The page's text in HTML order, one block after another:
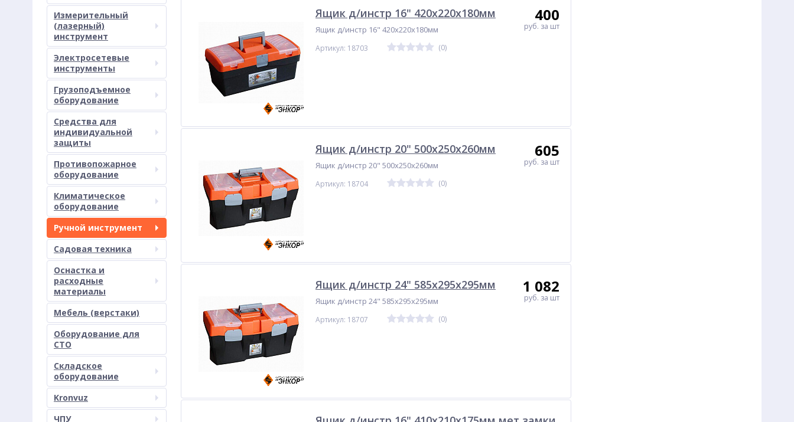
Измерительный
(лазерный)
инструмент
Электросетевые
инструменты
Грузоподъемное
оборудование
Средства для
индивидуальной
защиты
Противопожарное
оборудование
Климатическое
оборудование
Ручной инструмент
Садовая техника
Оснастка и
расходные
материалы
Мебель (верстаки)
Оборудование для
СТО
Складское
оборудование
Kronvuz
ЧПУ
Ящик д/инстр 16" 420х220х180мм
Ящик д/инстр 16" 420х220х180мм
Артикул: 18703 (0)
400
руб. за шт
Ящик д/инстр 20" 500х250х260мм
Ящик д/инстр 20" 500х250х260мм
Артикул: 18704 (0)
605
руб. за шт
Ящик д/инстр 24" 585х295х295мм
Ящик д/инстр 24" 585х295х295мм
Артикул: 18707 (0)
1 082
руб. за шт